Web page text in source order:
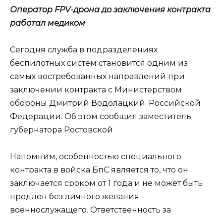
Оператор FPV-дрона до заключения контракта
работал медиком
Сегодня служба в подразделениях
беспилотных систем становится одним из
самых востребованных направлений при
заключении контракта с Министерством
обороны Дмитрий Водолацкий. Российской
Федерации. Об этом сообщил заместитель
губернатора Ростовской
Напомним, особенностью специального
контракта в войска БпС является то, что он
заключается сроком от 1 года и не может быть
продлен без личного желания
военнослужащего. Ответственность за